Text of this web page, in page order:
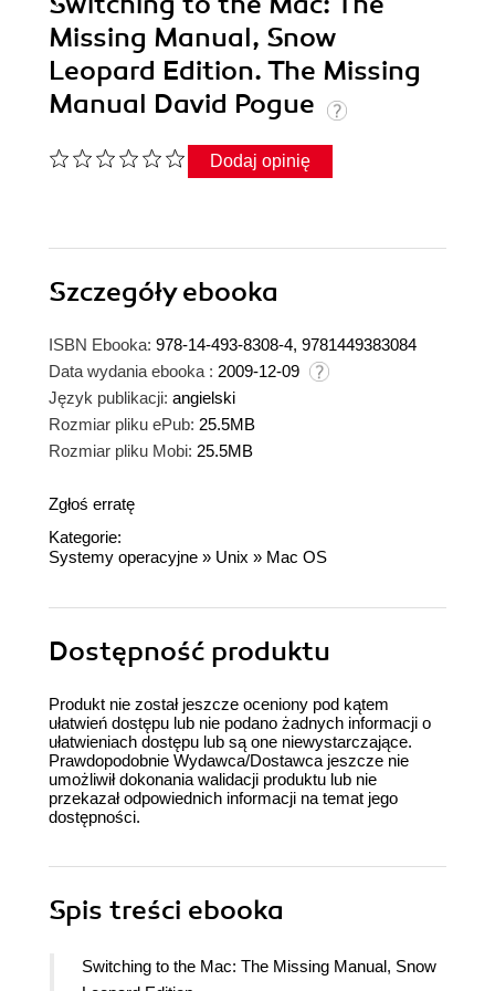
Missing Manual, Snow
Leopard Edition. The Missing
Manual David Pogue
Dodaj opinię
Szczegółyebooka
ISBN Ebooka: 978-14-493-8308-4, 9781449383084
Data wydania ebooka : 2009-12-09
Język publikacji: angielski
Rozmiar pliku ePub: 25.5MB
Rozmiar pliku Mobi: 25.5MB
Zgłoś erratę
Kategorie:
Systemy operacyjne » Unix » Mac OS
Dostępność produktu
Produkt nie został jeszcze oceniony pod kątem
ułatwień dostępu lub nie podano żadnych informacji o
ułatwieniach dostępu lub są one niewystarczające.
Prawdopodobnie Wydawca/Dostawca jeszcze nie
umożliwił dokonania walidacji produktu lub nie
przekazał odpowiednich informacji na temat jego
dostępności.
Spis treści ebooka
Switching to the Mac: The Missing Manual, Snow